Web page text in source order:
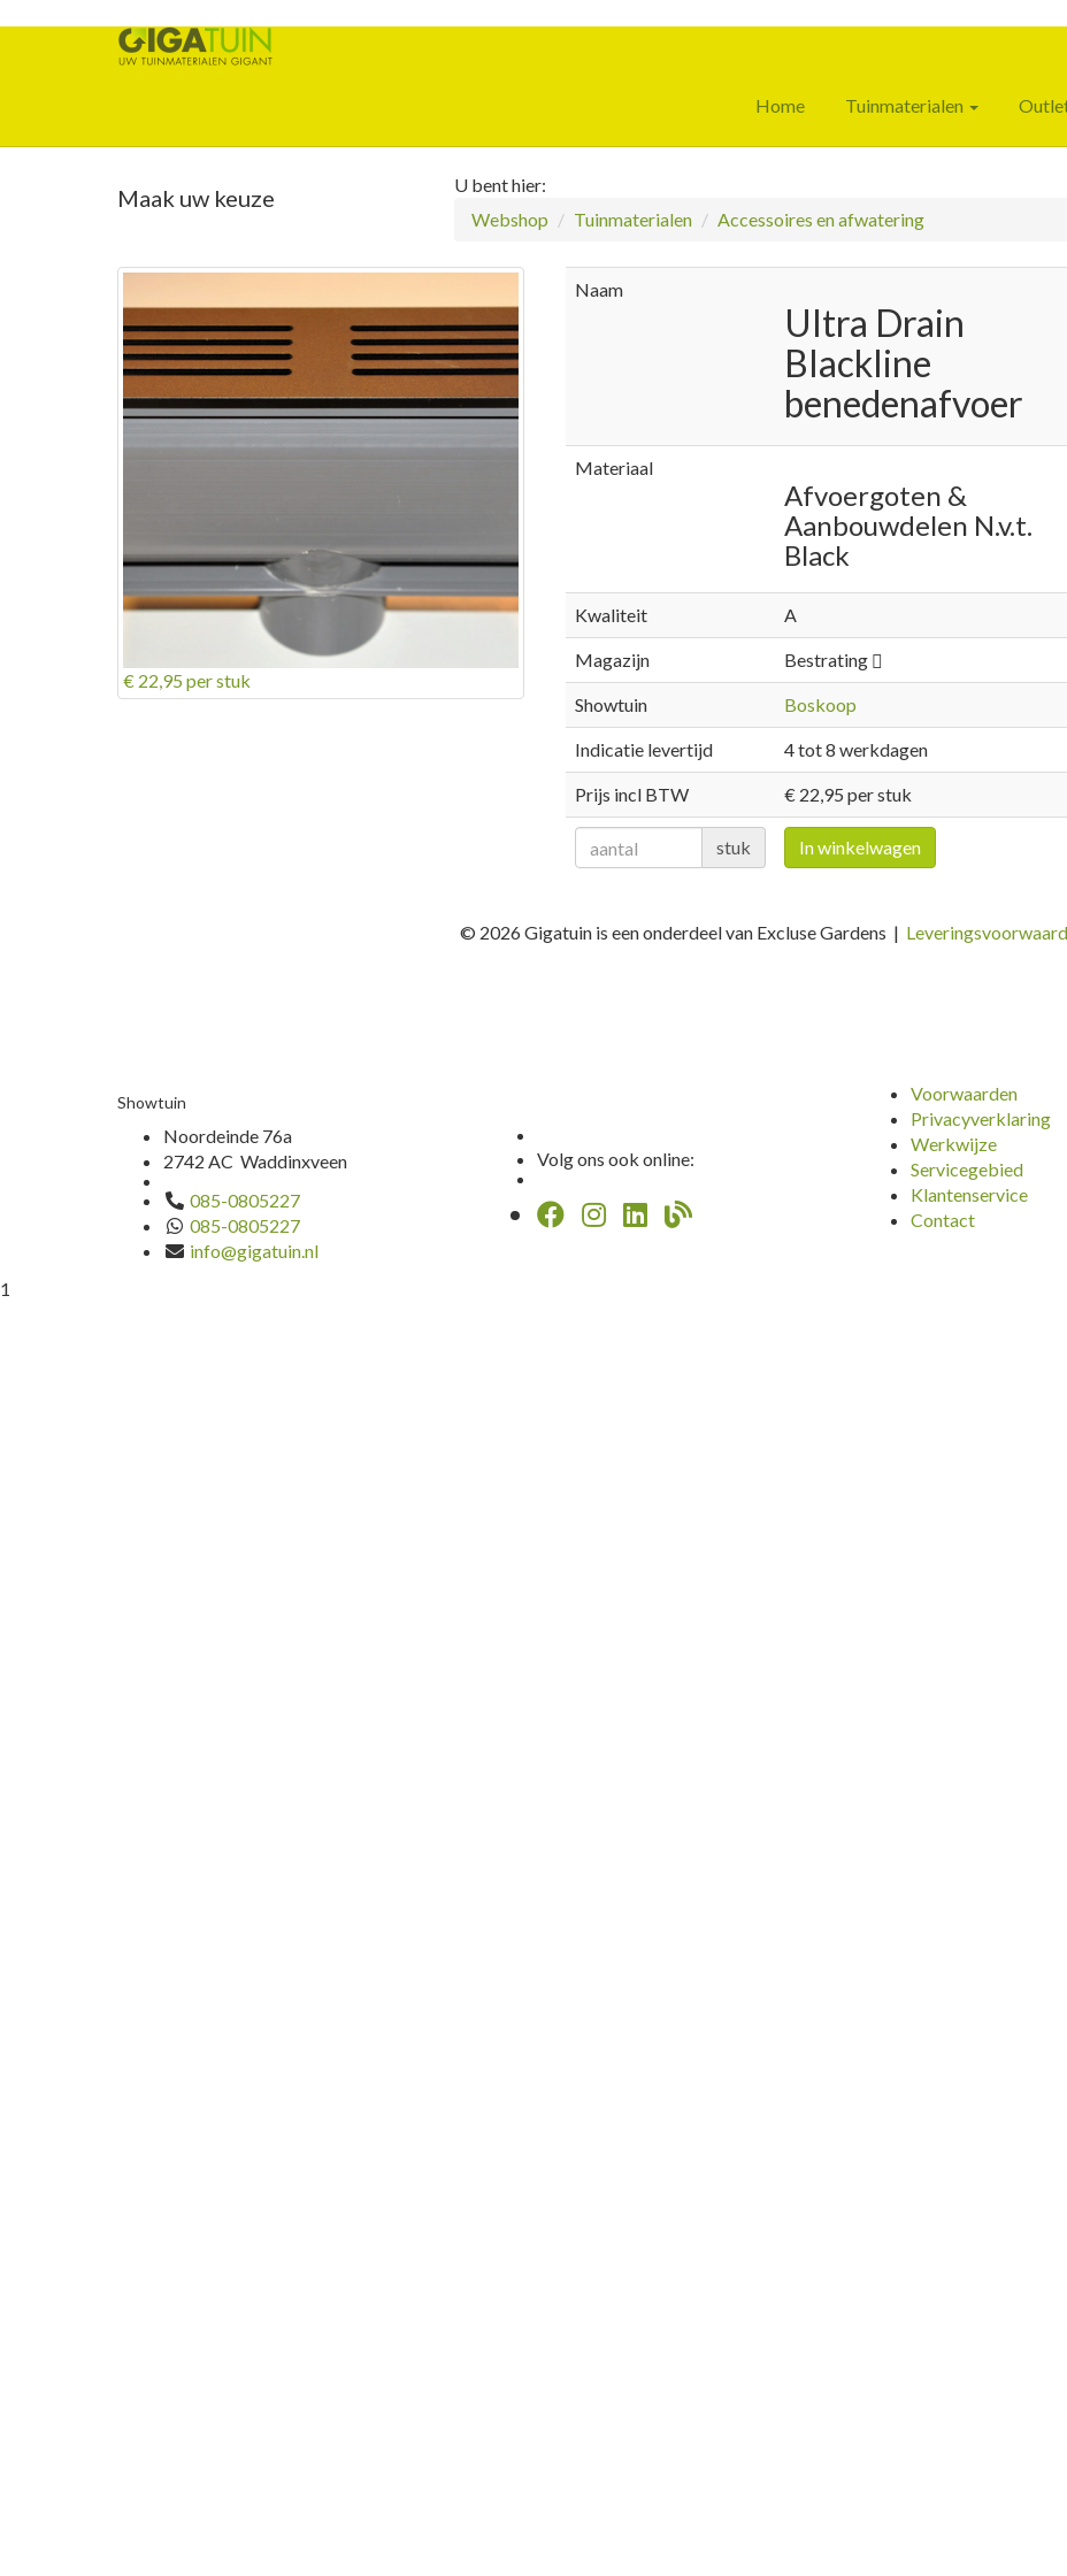
Home Tuinmaterialen
Maak uw keuze
U bent hier:
Webshop
Tuinmaterialen Accessoires en afwatering
€ 22,95 per stuk
Naam
Ultra Drain
Blackline
benedenafvoer
Materiaal
Afvoergoten &
Aanbouwdelen N.v.t.
Black
Kwaliteit A
Magazijn Bestrating
Showtuin Boskoop
Indicatie levertijd 4 tot 8 werkdagen
Prijs incl BTW € 22,95 per stuk
stuk In winkelwagen
© 2026 Gigatuin is een onderdeel van Excluse Gardens |
Showtuin
Noordeinde 76a
2742 AC Waddinxveen
085-0805227
085-0805227
info@gigatuin.nl
Volg ons ook online:
Voorwaarden
Privacyverklaring
Werkwijze
Servicegebied
Klantenservice
Contact
1